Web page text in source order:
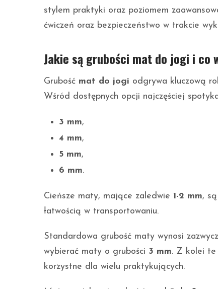
stylem praktyki oraz poziomem
ćwiczeń oraz bezpieczeństwo w trakcie
Jakie są grubości mat do jogi i co
Grubość mat do jogi odgrywa kluczową
Wśród dostępnych opcji najczęściej
3 mm,
4 mm,
5 mm,
6 mm.
Cieńsze maty, mające zaledwie 1-2 mm,
łatwością w transportowaniu.
Standardowa grubość maty wynosi
wybierać maty o grubości 3 mm. Z kolei te
korzystne dla wielu praktykujących.